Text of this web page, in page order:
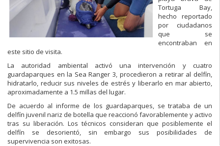
Tortuga Bay,
hecho reportado
por ciudadanos
que se
encontraban en
este sitio de visita.
La autoridad ambiental activó una intervención y cuatro
guardaparques en la Sea Ranger 3, procedieron a retirar al delfín,
hidratarlo, reducir sus niveles de estrés y liberarlo en mar abierto,
aproximadamente a 1.5 millas del lugar.
De acuerdo al informe de los guardaparques, se trataba de un
delfín juvenil nariz de botella que reaccionó favorablemente y activo
tras su liberación. Los técnicos consideran que posiblemente el
delfín se desorientó, sin embargo sus posibilidades de
supervivencia son exitosas.